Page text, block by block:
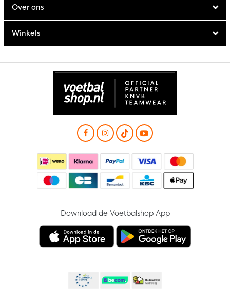
Over ons
Winkels
Download de Voetbalshop App